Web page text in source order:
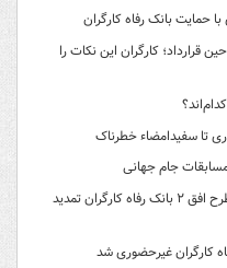
حمایت بانک رفاه کارگران
کارگران این نکات را
جام جهانی
مهلت افتتاح حساب و پرداخت تسهیلات در طرح افق ۲ بانک رفاه کارگران تمدید
کارگران غیرحضوری شد